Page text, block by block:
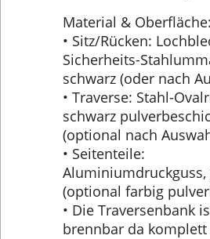
Material & Oberfläche:
• Sitz/Rücken:
Sicherheits-
schwarz (oder nach
• Traverse: Stahl-
schwarz
(optional nach
• Seitenteile:
(optional farbig
• Die Traversenbank
brennbar da komplett